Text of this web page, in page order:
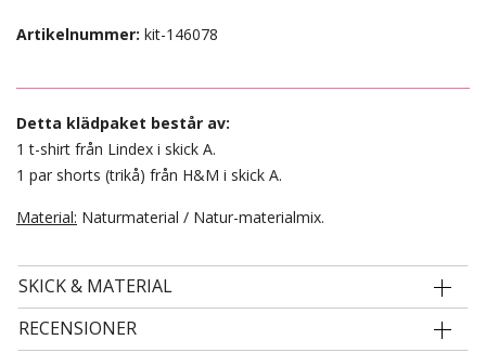
Artikelnummer: kit-146078
Detta klädpaket består av:
1 t-shirt från Lindex i skick A.
1 par shorts (trikå) från H&M i skick A.
Material: Naturmaterial / Natur-materialmix.
SKICK & MATERIAL
RECENSIONER